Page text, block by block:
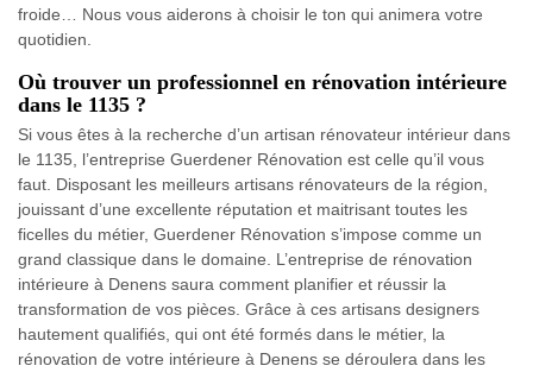
froide… Nous vous aiderons à choisir le ton qui animera votre
quotidien.
Où trouver un professionnel en rénovation intérieure
dans le 1135 ?
Si vous êtes à la recherche d’un artisan rénovateur intérieur dans
le 1135, l’entreprise Guerdener Rénovation est celle qu’il vous
faut. Disposant les meilleurs artisans rénovateurs de la région,
jouissant d’une excellente réputation et maitrisant toutes les
ficelles du métier, Guerdener Rénovation s’impose comme un
grand classique dans le domaine. L’entreprise de rénovation
intérieure à Denens saura comment planifier et réussir la
transformation de vos pièces. Grâce à ces artisans designers
hautement qualifiés, qui ont été formés dans le métier, la
rénovation de votre intérieure à Denens se déroulera dans les